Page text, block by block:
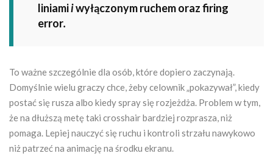
liniamiiwyłączonym ruchem oraz firing
error.
To ważne szczególnie dla osób, które dopiero zaczynają.
Domyślnie wielu graczy chce, żeby celownik „pokazywał”, kiedy
postać się rusza albo kiedy spray się rozjeżdża. Problem w tym,
że na dłuższą metę taki crosshair bardziej rozprasza, niż
pomaga. Lepiej nauczyć się ruchu i kontroli strzału nawykowo
niż patrzeć na animację na środku ekranu.